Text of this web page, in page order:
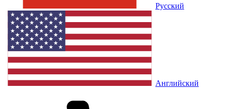
Русский
Английский